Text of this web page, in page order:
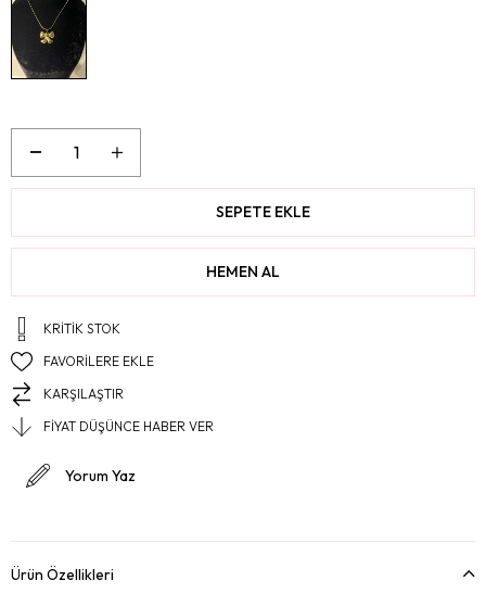
KRITIK STOK
FAVORILERE EKLE
KARŞILAŞTIR
FIYAT DÜŞÜNCE HABER VER
Yorum Yaz
Ürün Özellikleri